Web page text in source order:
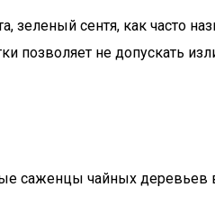
сентя, как часто
позволяет не допускать
саженцы чайных